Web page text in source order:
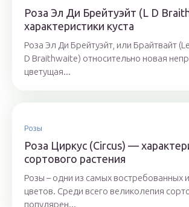
Роза Эл Ди Брейтуэйт (L D
характеристики куста
Роза Эл Ди Брейтуэйт, или Брайтвайт
D Braithwaite) относительно новая
цветущая...
Розы
Роза Циркус (Circus) —
сортового растения
Розы – одни из самых востребованных
цветов. Среди всего великолепия
популярен...